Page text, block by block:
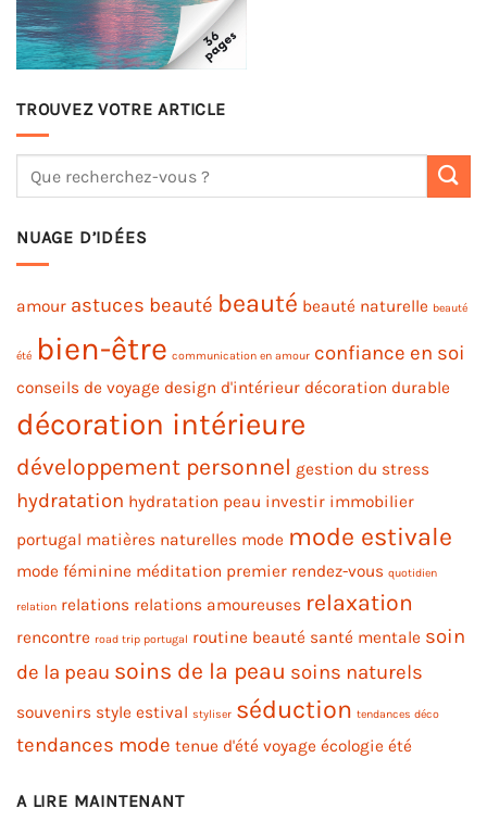
TROUVEZ VOTRE ARTICLE
NUAGE D’IDÉES
amour astuces beauté beauté beauté naturelle beauté
été bien-être communication en amour confiance en soi
conseils de voyage design d'intérieur décoration durable
décoration intérieure
développement personnel gestion du stress
hydratation hydratation peau investir immobilier
portugal matières naturelles mode mode estivale
mode féminine méditation premier rendez-vous quotidien
relation relations relations amoureuses relaxation
rencontre road trip portugal routine beauté santé mentale soin
de la peau soins de la peau soins naturels
souvenirs style estival styliser séduction tendances déco
tendances mode tenue d'été voyage écologie été
A LIRE MAINTENANT